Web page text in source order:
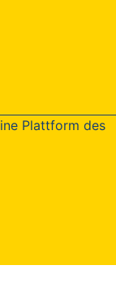
Plattform des